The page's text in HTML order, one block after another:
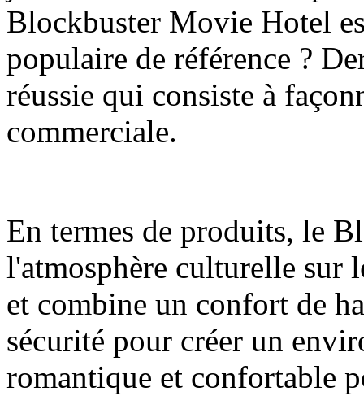
Blockbuster Movie Hotel
populaire de référence ?
réussie qui consiste à
commerciale.
En termes de produits, le
l'atmosphère culturelle sur
et combine un confort de
sécurité pour créer un
romantique et confortable